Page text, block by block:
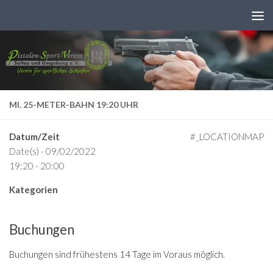
MI. 25-METER-BAHN 19:20 UHR
#_LOCATIONMAP
Datum/Zeit
Date(s) - 09/02/2022
19:20 - 20:00
Kategorien
Buchungen
Buchungen sind frühestens 14 Tage im Voraus möglich.